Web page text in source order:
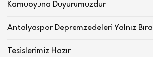
Kamuoyuna Duyurumuzdur
Antalyaspor Depremzedeleri Yalnız
Tesislerimiz Hazır